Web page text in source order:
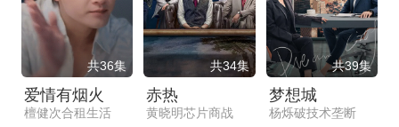
共36集
爱情有烟火
檀健次合租生活
共34集
赤热
黄晓明芯片商战
共39集
梦想城
杨烁破技术垄断